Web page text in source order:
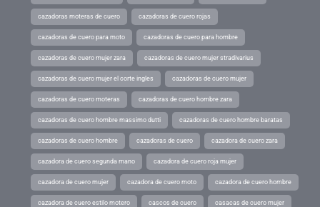
cazadoras moteras de cuero cazadoras de cuero rojas
cazadoras de cuero para moto cazadoras de cuero para hombre
cazadoras de cuero mujer zara cazadoras de cuero mujer stradivarius
cazadoras de cuero mujer el corte ingles cazadoras de cuero mujer
cazadoras de cuero moteras cazadoras de cuero hombre zara
cazadoras de cuero hombre massimo dutti cazadoras de cuero hombre baratas
cazadoras de cuero hombre cazadoras de cuero cazadora de cuero zara
cazadora de cuero segunda mano cazadora de cuero roja mujer
cazadora de cuero mujer cazadora de cuero moto cazadora de cuero hombre
cazadora de cuero estilo motero cascos de cuero casacas de cuero mujer